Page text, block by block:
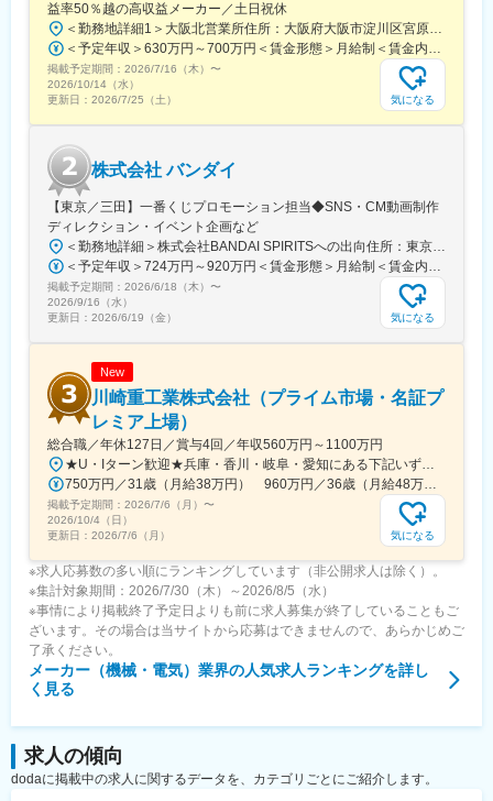
映画などの近接事業へ幅広く展開しております。
◎魅力的な福利厚生
社員一人ひとりが高いパフォーマンスを保って業務に取り組める
ように、様々な福利厚生制度を導入しています。大阪には社員食
堂の他、専任の看護師やヘルスキーパーが常駐するクリニカルル
◎働き方
土日祝休み・年間休日121日、有休消化50％以上とプライベート
の時間も大切にしながら働くことが叶います。
◎長期就業
大手ならではの安定性がある他、福利厚生も充実しており、入社3
年後の定着率は90％以上です。転勤も無いので、腰を据えて働く
ことができる環境です。
◎ヒット商品
例えば、映画化された「バイオハザード」は、1.2作合計で2億
1000万ドルの興行収入を記録する等、自社のヒットコンテンツを
多方面に展開しています。
益率50％越の高収益メーカー／土日祝休
＜勤務地詳細1＞大阪北営業所住所：大阪府大阪市淀川区宮原3-5-36 新大阪トラストタワー勤務地最寄駅：新大阪駅受動喫煙対策：敷地内喫煙可能場所あり＜勤務地詳細2＞京都営業所住所：京都府京都市下京区四条通室町東入函谷鉾町101 アーバンネット四条烏丸ビル受動喫煙対策：屋内全面禁煙＜勤務地詳細3＞滋賀営業所住所：滋賀県大津市中央2-2-6 受動喫煙対策：屋内全面禁煙変更の範囲：会社の定める事業所
＜予定年収＞630万円～700万円＜賃金形態＞月給制＜賃金内訳＞月額（基本給）：279,000円～281,000円＜月給＞279,000円～281,000円＜昇給有無＞有＜残業手当＞有＜給与補足＞上記は入社初年度の想定年収です。※月給の金額とは別で、残業代、業績賞与支給有り※賞与：年4回、昇給：年1～2回※経験・能力等を考慮の上、同社規定により待遇を決定します※年収は会社業績によって変動することがあります賃金はあくまでも目安の金額であり、選考を通じて上下する可能性があります。月給(月額)は固定手当を含めた表記です。
掲載予定期間： 2026/7/16（木） 〜
2026/10/14（水）
更新日： 2026/7/25（土） 気になる
株式会社 バンダイ
【東京／三田】一番くじプロモーション担当◆SNS・CM動画制作
ディレクション・イベント企画など
＜勤務地詳細＞株式会社BANDAI SPIRITSへの出向住所：東京都港区三田3‐5‐19 住友不動産東京三田ガーデンタワー受動喫煙対策：屋内全面禁煙変更の範囲：会社の定める事業所
＜予定年収＞724万円～920万円＜賃金形態＞月給制＜賃金内訳＞月額（基本給）：315,000円～400,000円＜月給＞315,000円～400,000円＜昇給有無＞有＜残業手当＞有＜給与補足＞※役職と給与は、経験・能力などを考慮し最終決定■昇給：年1回■賞与：年1回■年収例（一般）759万円／中途入社2年目／月給33万円＋時間外手当（30時間）＋賞与■年収例（チーフ）920万円／中途入社2年目／月給40万円＋時間外手当（30時間）＋賞与賃金はあくまでも目安の金額であり、選考を通じて上下する可能性があります。月給(月額)は固定手当を含めた表記です。
掲載予定期間： 2026/6/18（木） 〜
2026/9/16（水）
更新日： 2026/6/19（金） 気になる
New
川崎重工業株式会社（プライム市場・名証プ
レミア上場）
総合職／年休127日／賞与4回／年収560万円～1100万円
★U・Iターン歓迎★兵庫・香川・岐阜・愛知にある下記いずれかの事業所・神戸工場／兵庫県神戸市中央区・西神工場／兵庫県神戸市西区・西神戸工場／兵庫県神戸市西区・明石工場／兵庫県明石市・播磨工場／兵庫県加古郡・岐阜工場／岐阜県各務原市・名古屋第一工場／愛知県弥富市・名古屋第二工場／愛知県海部郡・坂出工場／香川県坂出市・神戸本社／兵庫県神戸市中央区・東京本社／東京都港区 など※受動喫煙対策実施
750万円／31歳（月給38万円） 960万円／36歳（月給48万円）
掲載予定期間： 2026/7/6（月） 〜
2026/10/4（日）
更新日： 2026/7/6（月） 気になる
※求人応募数の多い順にランキングしています（非公開求人は除く）。
※集計対象期間：2026/7/30（木）～2026/8/5（水）
※事情により掲載終了予定日よりも前に求人募集が終了していることもご
ざいます。その場合は当サイトから応募はできませんので、あらかじめご
了承ください。
メーカー（機械・電気）業界の人気求人ランキングを詳し
く見る
求人の傾向
dodaに掲載中の求人に関するデータを、カテゴリごとにご紹介します。